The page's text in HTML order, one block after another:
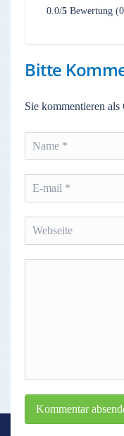
0.0/5 Bewertung
Bitte
Sie kommentieren als
Kommentar